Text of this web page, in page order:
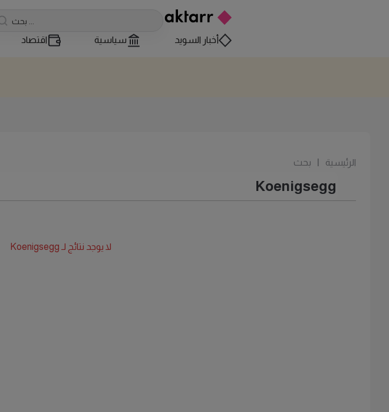
أخبار السويد سياسية اقتصاد
الرئيسية | بحث
لا يوجد نتائج لـ Koenigsegg